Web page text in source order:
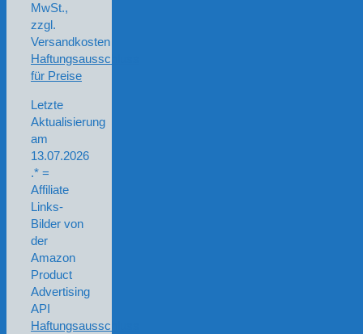
MwSt.,
zzgl.
Versandkosten
Haftungsausschluss
für Preise
Letzte
Aktualisierung
am
13.07.2026
.* =
Affiliate
Links-
Bilder von
der
Amazon
Product
Advertising
API
Haftungsausschluss